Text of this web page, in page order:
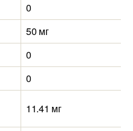
0
50 мг
0
0
11.41 мг